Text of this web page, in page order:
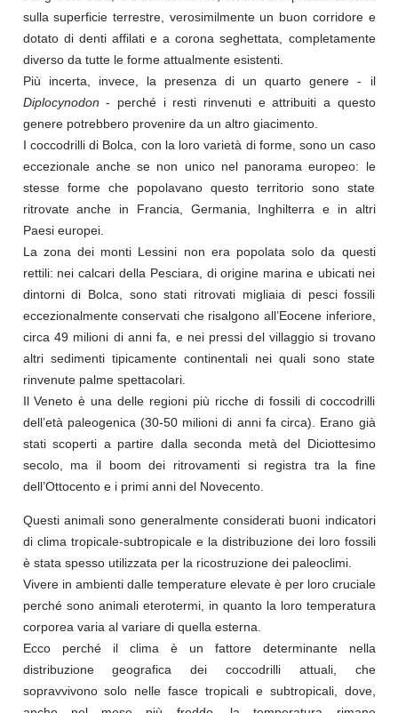
sulla superficie terrestre, verosimilmente un buon corridore e
dotato di denti affilati e a corona seghettata, completamente
diverso da tutte le forme attualmente esistenti.
Più incerta, invece, la presenza di un quarto genere - il
Diplocynodon - perché i resti rinvenuti e attribuiti a questo
genere potrebbero provenire da un altro giacimento.
I coccodrilli di Bolca, con la loro varietà di forme, sono un caso
eccezionale anche se non unico nel panorama europeo: le
stesse forme che popolavano questo territorio sono state
ritrovate anche in Francia, Germania, Inghilterra e in altri
Paesi europei.
La zona dei monti Lessini non era popolata solo da questi
rettili: nei calcari della Pesciara, di origine marina e ubicati nei
dintorni di Bolca, sono stati ritrovati migliaia di pesci fossili
eccezionalmente conservati che risalgono all’Eocene inferiore,
circa 49 milioni di anni fa, e nei pressi del villaggio si trovano
altri sedimenti tipicamente continentali nei quali sono state
rinvenute palme spettacolari.
Il Veneto è una delle regioni più ricche di fossili di coccodrilli
dell’età paleogenica (30-50 milioni di anni fa circa). Erano già
stati scoperti a partire dalla seconda metà del Diciottesimo
secolo, ma il boom dei ritrovamenti si registra tra la fine
dell’Ottocento e i primi anni del Novecento.
Questi animali sono generalmente considerati buoni indicatori
di clima tropicale-subtropicale e la distribuzione dei loro fossili
è stata spesso utilizzata per la ricostruzione dei paleoclimi.
Vivere in ambienti dalle temperature elevate è per loro cruciale
perché sono animali eterotermi, in quanto la loro temperatura
corporea varia al variare di quella esterna.
Ecco perché il clima è un fattore determinante nella
distribuzione geografica dei coccodrilli attuali, che
sopravvivono solo nelle fasce tropicali e subtropicali, dove,